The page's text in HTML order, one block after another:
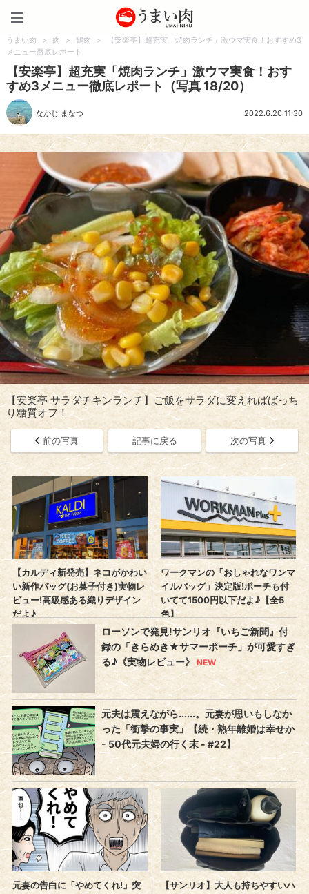
うまい肉 > 肉 > 鶏肉 >
【安楽亭】超充実「焼肉ランチ」激ウマ実食！おすすめ3
メニュー徹底レポート
【安楽亭】超充実「焼肉ランチ」激ウマ実食！おす
すめ3メニュー徹底レポート（写真 18/20）
なかじ まなつ 2022.6.20 11:30
【安楽亭 サラダチキンランチ】ご飯をサラダに変えればばっち
り糖質オフ！
前の写真 記事に戻る 次の写真